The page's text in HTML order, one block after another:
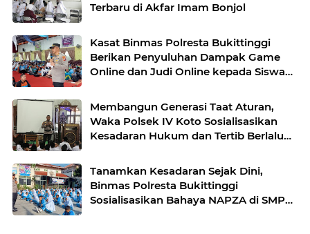
Terbaru di Akfar Imam Bonjol
Kasat Binmas Polresta Bukittinggi
Berikan Penyuluhan Dampak Game
Online dan Judi Online kepada Siswa
Membangun Generasi Taat Aturan,
Waka Polsek IV Koto Sosialisasikan
Kesadaran Hukum dan Tertib Berlalu
Tanamkan Kesadaran Sejak Dini,
Binmas Polresta Bukittinggi
Sosialisasikan Bahaya NAPZA di SMPN